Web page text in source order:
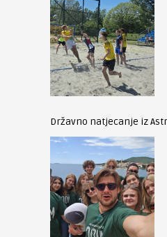
Državno natjecanje iz